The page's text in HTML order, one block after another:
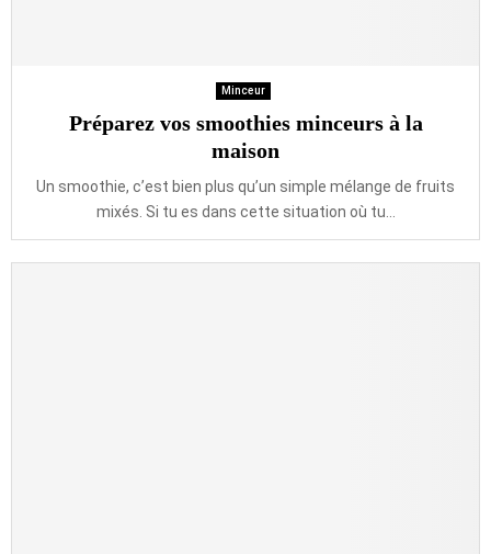
Minceur
Préparez vos smoothies minceurs à la
maison
Un smoothie, c’est bien plus qu’un simple mélange de fruits
mixés. Si tu es dans cette situation où tu...